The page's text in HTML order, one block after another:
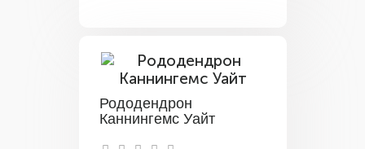
Рододендрон
Каннингемс Уайт